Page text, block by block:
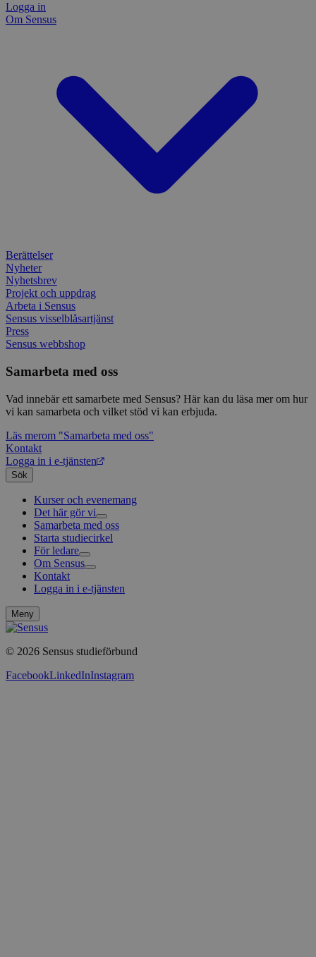
Logga in
Om Sensus
Berättelser
Nyheter
Nyhetsbrev
Projekt och uppdrag
Arbeta i Sensus
Sensus visselblåsartjänst
Press
Sensus webbshop
Samarbeta med oss
Vad innebär ett samarbete med Sensus? Här kan du läsa mer om hur
vi kan samarbeta och vilket stöd vi kan erbjuda.
Läs merom "Samarbeta med oss"
Kontakt
Logga in i e-tjänsten
Sök
Kurser och evenemang
Det här gör vi
Livsfrågor
Interreligiöst arbete
Kultur och skapande
Körsång
Civilsamhälle
Föreningsutveckling
Svenska kyrkan
Existentiell hållbarhet
Samarbeta med oss
Starta studiecirkel
För ledare
Grundläggande cirkelledarutbildning
Utbildningar
Sensus e-tjänst
Om Sensus
Berättelser
Nyheter
Press
Kontakt
Logga in i e-tjänsten
Meny
© 2026 Sensus studieförbund
FacebookLinkedInInstagram